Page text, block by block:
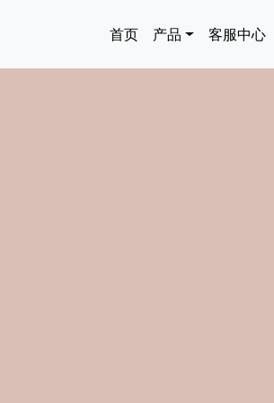
Main navigation
首页 产品 客服中心